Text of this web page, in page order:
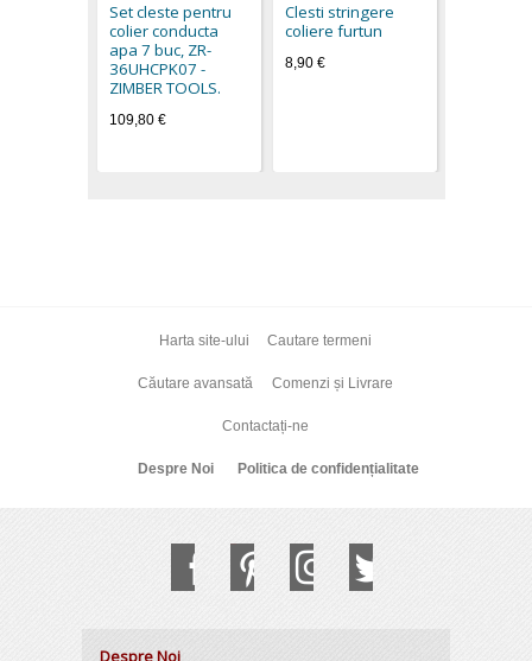
Set cleste pentru
colier conducta
apa 7 buc, ZR-
36UHCPK07 -
ZIMBER TOOLS.
109,80 €
Clesti stringere
coliere furtun
8,90 €
Harta site-ului Cautare termeni
Căutare avansată Comenzi și Livrare
Contactați-ne
Despre Noi Politica de confidențialitate
Despre Noi